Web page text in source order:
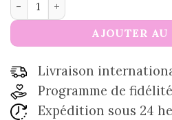
AJOUTER AU
Livraison
Programme de
Expédition sous 24